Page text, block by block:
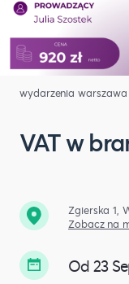
wydarzenia warszawa
VAT w
Zgierska 1,
Zobacz na
Od 23